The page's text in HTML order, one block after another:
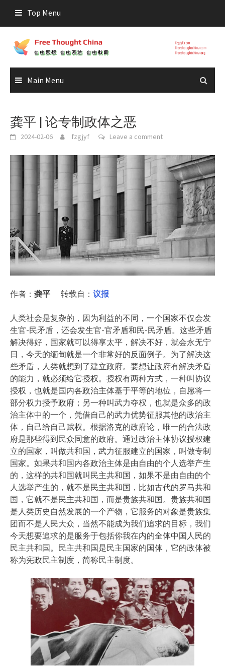
content
Top Menu
Main Menu
龚平 | 论专制政体之恶
2024-02-06 fzgjyf Leave a comment
作者： 龚平 转载自： 议报
人类社会是复杂的，因为利益的不同，一个国家不仅会发
生官-民矛盾，还会发生官-官矛盾和民-民矛盾。这些矛盾
解决得好，国家就可以得享太平，解决不好，就会永无宁
日，今天的缅甸就是一个非常好的反面例子。为了解决这
些矛盾，人类就想到了建立政府。要想让政府有解决矛盾
的能力，就必须给它授权。授权有两种方式，一种叫协议
授权，也就是国内各政治主体基于平等的地位，自愿将一
部分权力授予政府；另一种叫武力夺权，也就是众多的政
治主体中的一个，凭借自己的武力优势征服其他的政治主
体，自己给自己赋权。根据洛克的政府论，唯一的合法政
府是那些得到民众同意的政府。通过政治主体协议授权建
立的国家，叫做共和国，武力征服建立的国家，叫做专制
国家。如果共和国内各政治主体是由自由的个人选举产生
的，这样的共和国就叫民主共和国，如果不是由自由的个
人选举产生的，就不是民主共和国，比如古代的罗马共和
国，它就不是民主共和国，而是贵族共和国。贵族共和国
是人类历史自然发展的一个产物，它服务的对象是贵族集
团而不是人民大众，当然不能成为我们追求的目标，我们
今天想要追求的是服务于包括你我在内的全体中国人民的
民主共和国。民主共和国是民主国家的国体，它的政体被
称为宪政民主制度，简称民主制度。